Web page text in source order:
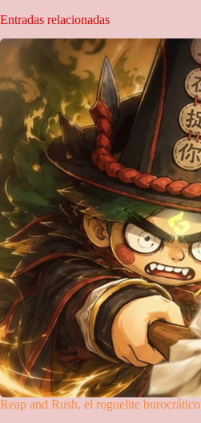
Entradas relacionadas
Reap and Rush, el roguelite burocrático